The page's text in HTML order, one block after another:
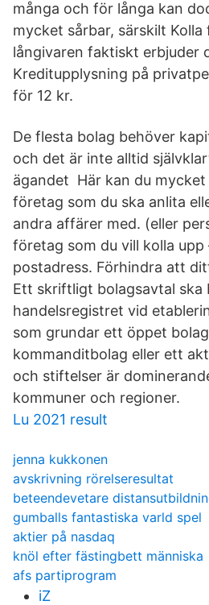
många och för långa kan
mycket sårbar, särskilt
långivaren faktiskt erbjuder
Kreditupplysning på
för 12 kr.
De flesta bolag behöver
och det är inte alltid
ägandet Här kan du
företag som du ska anlita
andra affärer med. (eller
företag som du vill kolla upp
postadress. Förhindra att
Ett skriftligt bolagsavtal ska
handelsregistret vid
som grundar ett öppet
kommanditbolag eller ett
och stiftelser är
kommuner och regioner.
Lu 2021 result
jenna kukkonen
avskrivning rörelseresultat
beteendevetare
gumballs fantastiska varld spel
aktier på nasdaq
knöl efter fästingbett människa
afs partiprogram
iZ